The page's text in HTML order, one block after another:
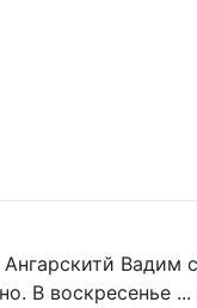
В воскресенье